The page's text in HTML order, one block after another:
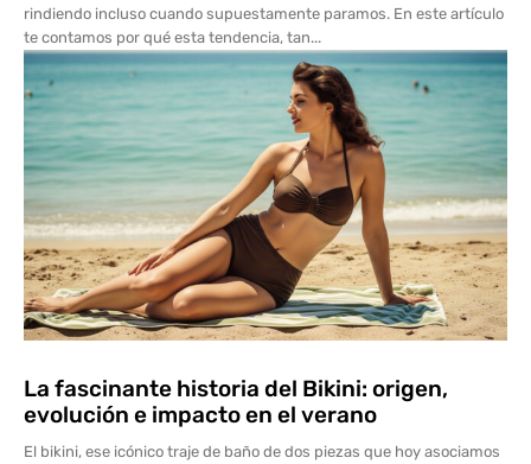
rindiendo incluso cuando supuestamente paramos. En este artículo
te contamos por qué esta tendencia, tan...
La fascinante historia del Bikini: origen,
evolución e impacto en el verano
El bikini, ese icónico traje de baño de dos piezas que hoy asociamos